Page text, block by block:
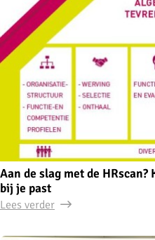
Aan de slag met de
bij je past
Lees verder